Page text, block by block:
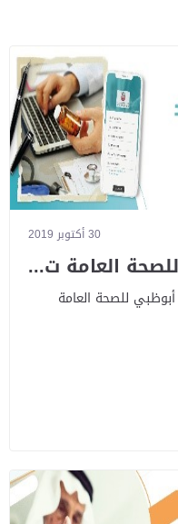
30 أكتوبر 2019
العامة ت...
للصحة العامة